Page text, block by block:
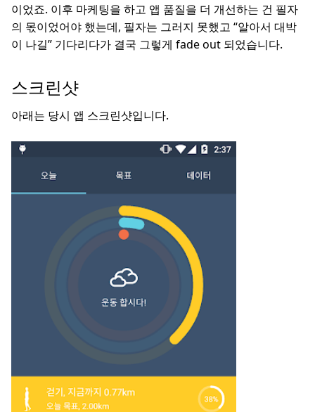
이었죠. 이후 마케팅을 하고 앱 품질을 더 개선하는 건 필자
의 몫이었어야 했는데, 필자는 그러지 못했고 “알아서 대박
이 나길” 기다리다가 결국 그렇게 fade out 되었습니다.
스크린샷
아래는 당시 앱 스크린샷입니다.